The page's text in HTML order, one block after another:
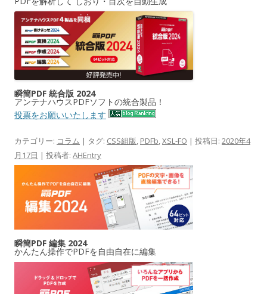
瞬簡PDF 統合版 2024
アンテナハウスPDFソフトの統合製品！
投票をお願いいたします
カテゴリー: コラム | タグ: CSS組版, PDFb,XSL-FO | 投稿日: 2020年4
月17日 | 投稿者: AHEntry
瞬簡PDF 編集 2024
かんたん操作でPDFを自由自在に編集